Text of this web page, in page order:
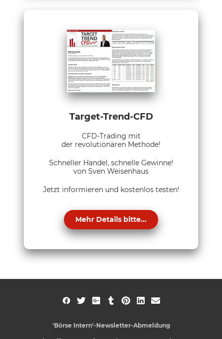
Target-Trend-CFD
CFD-Trading mit
der revolutionären Methode!
Schneller Handel, schnelle Gewinne!
von Sven Weisenhaus
Jetzt informieren und kostenlos testen!
Mehr Details bitte...
'Börse Intern'-Newsletter-Abmeldung